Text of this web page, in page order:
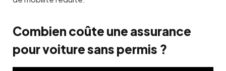
Combien coûte une assurance
pour voiture sans permis ?